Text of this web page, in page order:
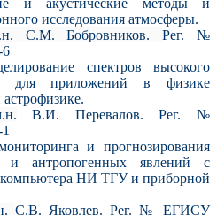
исследования атмосферы.
С.М. Бобровников.Рег. №
спектров высокого
для приложений в физике
В.И. Перевалов. Рег. №
и прогнозирования
и антропогенных явлений с
НИ ТГУ и приборной
С.В. Яковлев. Рег. № ЕГИСУ